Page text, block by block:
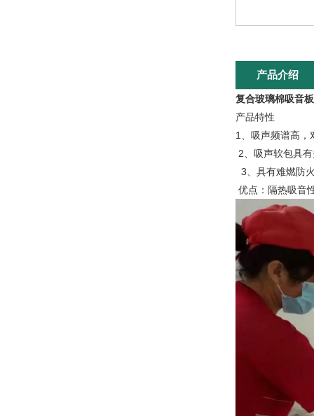
产品介绍
复合玻璃棉吸音
产品特性
1、吸声频谱高，
2、吸声软包具
3、具有难燃防
优点：隔热吸音